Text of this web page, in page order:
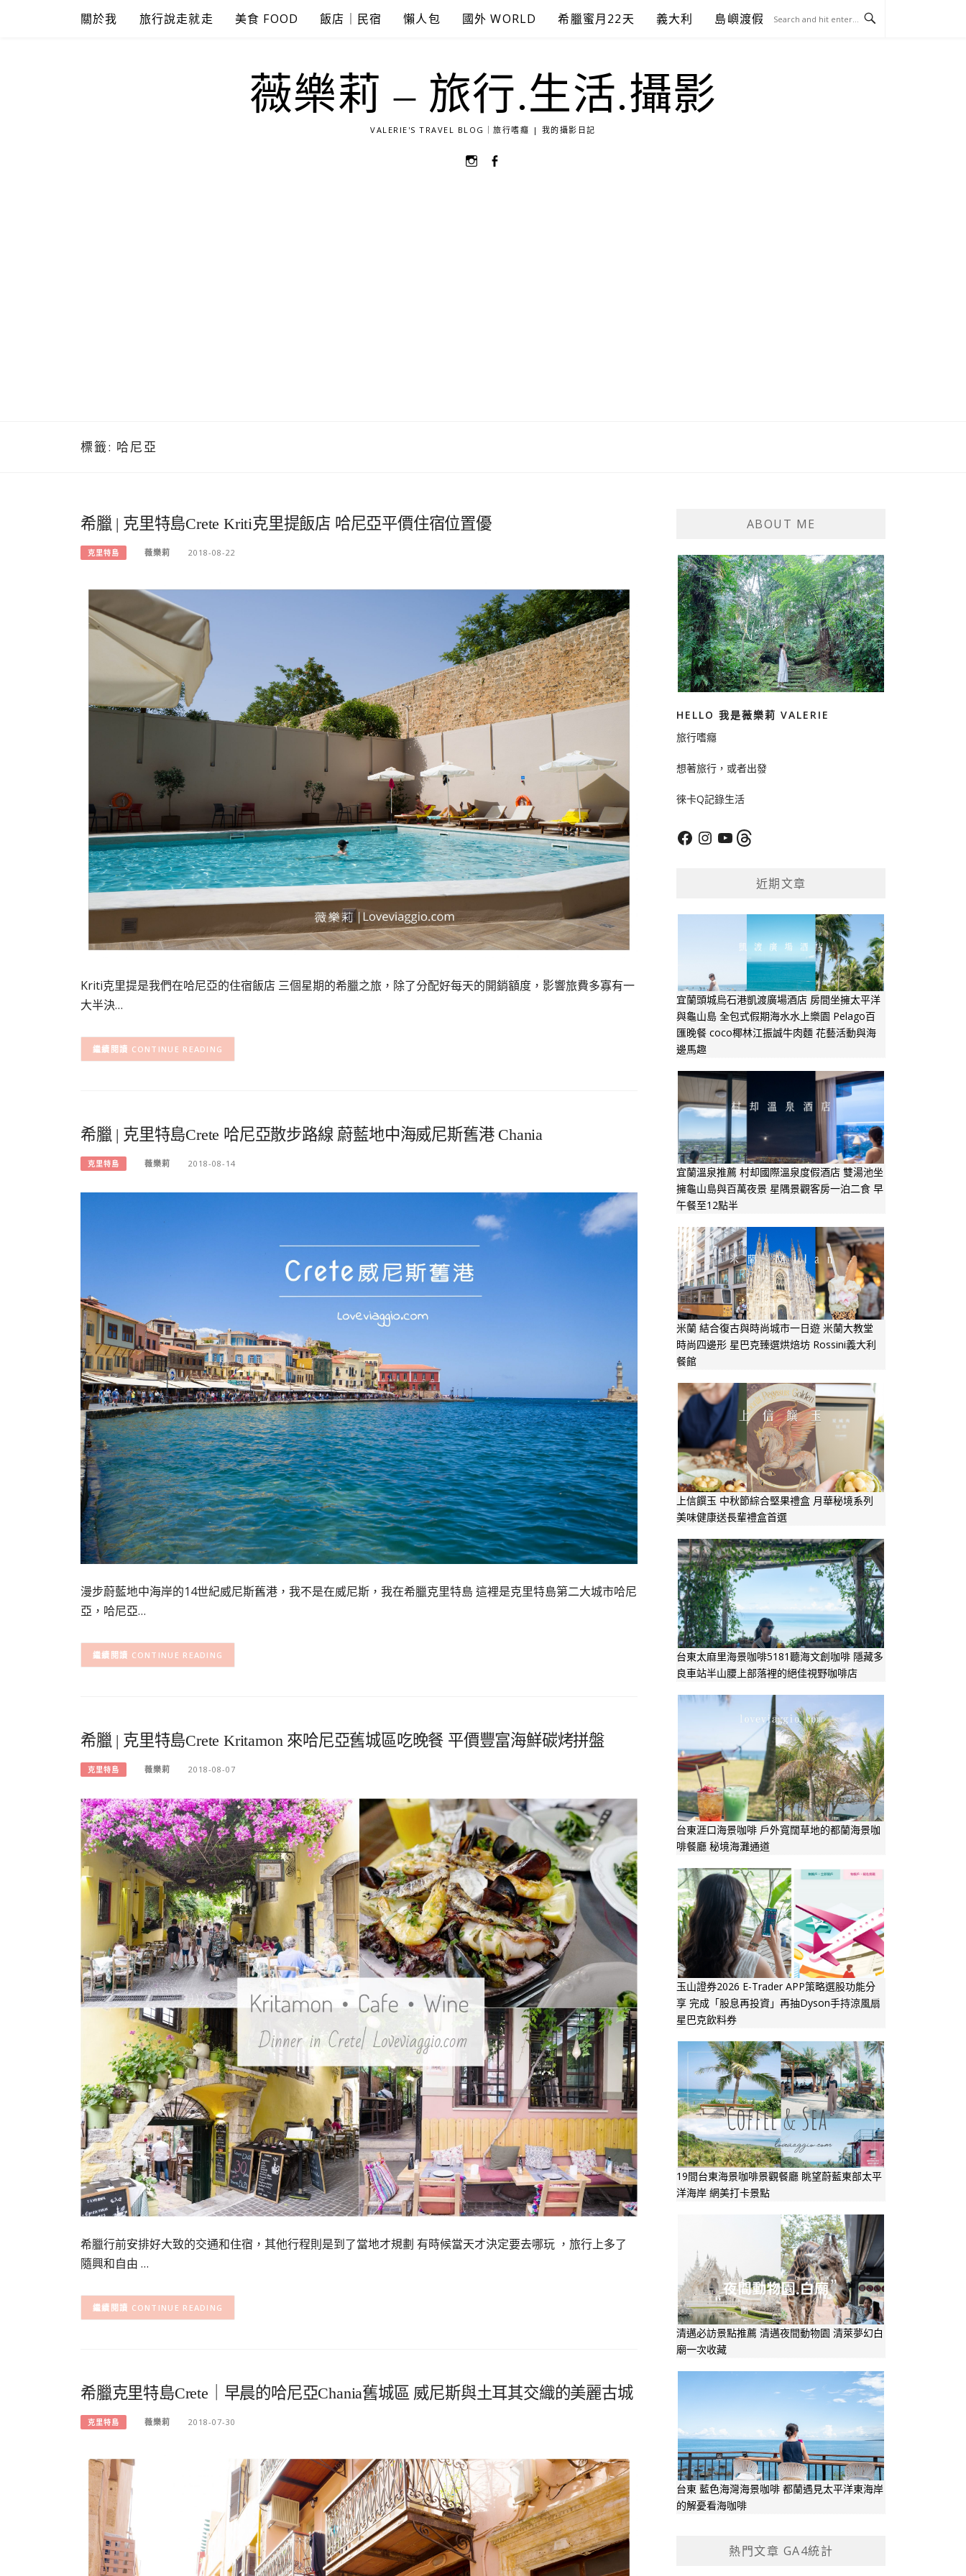
關於我 旅行說走就走 美食 FOOD 飯店｜民宿 懶人包 國外 WORLD 希臘蜜月22天 義大利 島嶼渡假
薇樂莉 – 旅行.生活.攝影
VALERIE'S TRAVEL BLOG｜旅行嗜癮 | 我的攝影日記
選
標籤: 哈尼亞
希臘 | 克里特島Crete Kriti克里提飯店 哈尼亞平價住宿位置優
克里特島 薇樂莉 2018-08-22
Kriti克里提是我們在哈尼亞的住宿飯店 三個星期的希臘之旅，除了分配好每天的開銷額度，影響旅費多寡有一
大半決…
CONTINUE READING
希臘 | 克里特島Crete 哈尼亞散步路線 蔚藍地中海威尼斯舊港 Chania
克里特島 薇樂莉 2018-08-14
漫步蔚藍地中海岸的14世紀威尼斯舊港，我不是在威尼斯，我在希臘克里特島 這裡是克里特島第二大城市哈尼
亞，哈尼亞…
CONTINUE READING
希臘 | 克里特島Crete Kritamon 來哈尼亞舊城區吃晚餐 平價豐富海鮮碳烤拼盤
克里特島 薇樂莉 2018-08-07
希臘行前安排好大致的交通和住宿，其他行程則是到了當地才規劃 有時候當天才決定要去哪玩 ，旅行上多了
隨興和自由 …
CONTINUE READING
希臘克里特島Crete｜早晨的哈尼亞Chania舊城區 威尼斯與土耳其交織的美麗古城
克里特島 薇樂莉 2018-07-30
ABOUT ME
HELLO 我是薇樂莉 VALERIE
旅行嗜癮
想著旅行，或者出發
徠卡Q記錄生活
FacebookInstagram
YouTubeThreads
近期文章
宜蘭頭城烏石港凱渡廣場酒店 房間坐擁太平洋
與龜山島 全包式假期海水水上樂園 Pelago百
匯晚餐 coco椰林江振誠牛肉麵 花藝活動與海
邊馬趣
宜蘭溫泉推薦 村却國際溫泉度假酒店 雙湯池坐
擁龜山島與百萬夜景 星隅景觀客房一泊二食 早
午餐至12點半
米蘭 結合復古與時尚城市一日遊 米蘭大教堂
時尚四邊形 星巴克臻選烘焙坊 Rossini義大利
餐館
上信饌玉 中秋節綜合堅果禮盒 月華秘境系列
美味健康送長輩禮盒首選
台東太麻里海景咖啡5181聽海文創咖啡 隱藏多
良車站半山腰上部落裡的絕佳視野咖啡店
台東涯口海景咖啡 戶外寬闊草地的都蘭海景咖
啡餐廳 秘境海灘通道
玉山證券2026 E-Trader APP策略選股功能分
享 完成「股息再投資」再抽Dyson手持涼風扇
星巴克飲料券
19間台東海景咖啡景觀餐廳 眺望蔚藍東部太平
洋海岸 網美打卡景點
清邁必訪景點推薦 清邁夜間動物園 清萊夢幻白
廟一次收藏
台東 藍色海灣海景咖啡 都蘭遇見太平洋東海岸
的解憂看海咖啡
熱門文章 GA4統計